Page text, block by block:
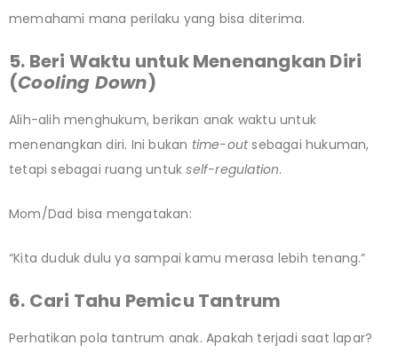
memahami mana perilaku yang bisa diterima.
5. Beri Waktu untuk Menenangkan Diri
(Cooling Down)
Alih-alih menghukum, berikan anak waktu untuk
menenangkan diri. Ini bukan time-outsebagai hukuman,
tetapi sebagai ruang untukself-regulation.
Mom/Dad bisa mengatakan:
“Kita duduk dulu ya sampai kamu merasa lebih tenang.”
6. Cari Tahu Pemicu Tantrum
Perhatikan pola tantrum anak. Apakah terjadi saat lapar?